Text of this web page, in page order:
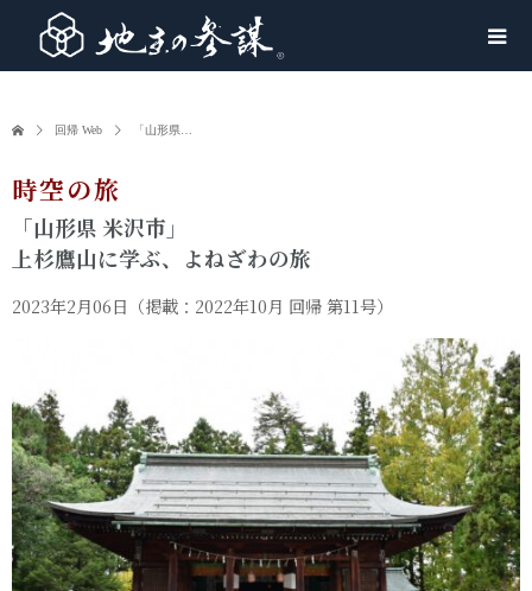
回帰 Web 「山形県…
時空の旅
「山形県 米沢市」
上杉鷹山に学ぶ、よねざわの旅
2023年2月06日 （掲載：2022年10月 回帰 第11号）